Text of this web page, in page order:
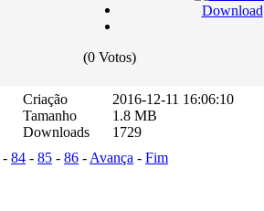
(0 Votos)
Download
Criação
Tamanho
Downloads
2016-12-11 16:06:10
1.8 MB
1729
- 84 - 85 - 86 -Avança - Fim